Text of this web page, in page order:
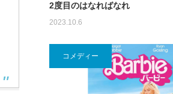
2度目のはなればなれ
2023.10.6
コメディー